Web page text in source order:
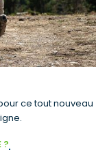
ce tout nouveau
?